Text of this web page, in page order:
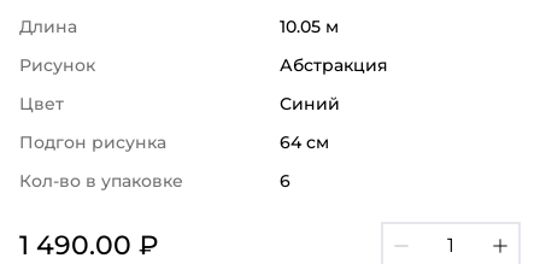
Длина
10.05 м
Рисунок
Абстракция
Цвет
Синий
Подгон рисунка
64 см
Кол-во в упаковке
6
1 490.00 ₽